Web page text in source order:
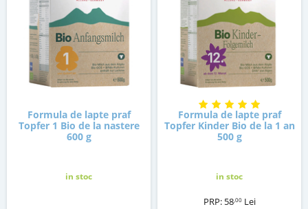
Formula de lapte praf
Topfer 1 Bio de la nastere
600 g
in stoc
Formula de lapte praf
Topfer Kinder Bio de la 1 an
500 g
in stoc
PRP: 58,00 Lei